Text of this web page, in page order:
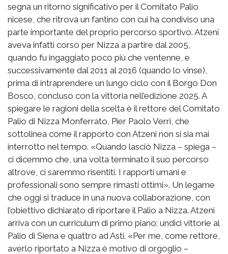
segna un ritorno significativo per il Comitato Palio
nicese, che ritrova un fantino con cui ha condiviso una
parte importante del proprio percorso sportivo. Atzeni
aveva infatti corso per Nizza a partire dal 2005,
quando fu ingaggiato poco più che ventenne, e
successivamente dal 2011 al 2016 (quando lo vinse),
prima di intraprendere un lungo ciclo con il Borgo Don
Bosco, concluso con la vittoria nell’edizione 2025. A
spiegare le ragioni della scelta è il rettore del Comitato
Palio di Nizza Monferrato, Pier Paolo Verri, che
sottolinea come il rapporto con Atzeni non si sia mai
interrotto nel tempo. «Quando lasciò Nizza – spiega –
ci dicemmo che, una volta terminato il suo percorso
altrove, ci saremmo risentiti. I rapporti umani e
professionali sono sempre rimasti ottimi». Un legame
che oggi si traduce in una nuova collaborazione, con
l’obiettivo dichiarato di riportare il Palio a Nizza. Atzeni
arriva con un curriculum di primo piano: undici vittorie al
Palio di Siena e quattro ad Asti. «Per me, come rettore,
averlo riportato a Nizza è motivo di orgoglio –